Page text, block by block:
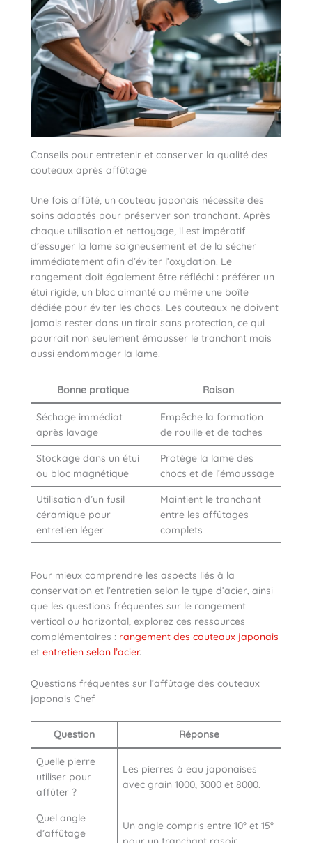
Conseils pour entretenir et conserver la qualité des
couteaux après affûtage
Une fois affûté, un couteau japonais nécessite des
soins adaptés pour préserver son tranchant. Après
chaque utilisation et nettoyage, il est impératif
d’essuyer la lame soigneusement et de la sécher
immédiatement afin d’éviter l’oxydation. Le
rangement doit également être réfléchi : préférer un
étui rigide, un bloc aimanté ou même une boîte
dédiée pour éviter les chocs. Les couteaux ne doivent
jamais rester dans un tiroir sans protection, ce qui
pourrait non seulement émousser le tranchant mais
aussi endommager la lame.
Bonne pratique Raison
Séchage immédiat
après lavage
Empêche la formation
de rouille et de taches
Stockage dans un étui
ou bloc magnétique
Protège la lame des
chocs et de l’émoussage
Utilisation d’un fusil
céramique pour
entretien léger
Maintient le tranchant
entre les affûtages
complets
Pour mieux comprendre les aspects liés à la
conservation et l’entretien selon le type d’acier, ainsi
que les questions fréquentes sur le rangement
vertical ou horizontal, explorez ces ressources
complémentaires : rangement des couteaux japonais
et entretien selon l’acier.
Questions fréquentes sur l’affûtage des couteaux
japonais Chef
Question Réponse
Quelle pierre
utiliser pour
affûter ?
Les pierres à eau japonaises
avec grain 1000, 3000 et 8000.
Quel angle
d’affûtage
Un angle compris entre 10° et 15°